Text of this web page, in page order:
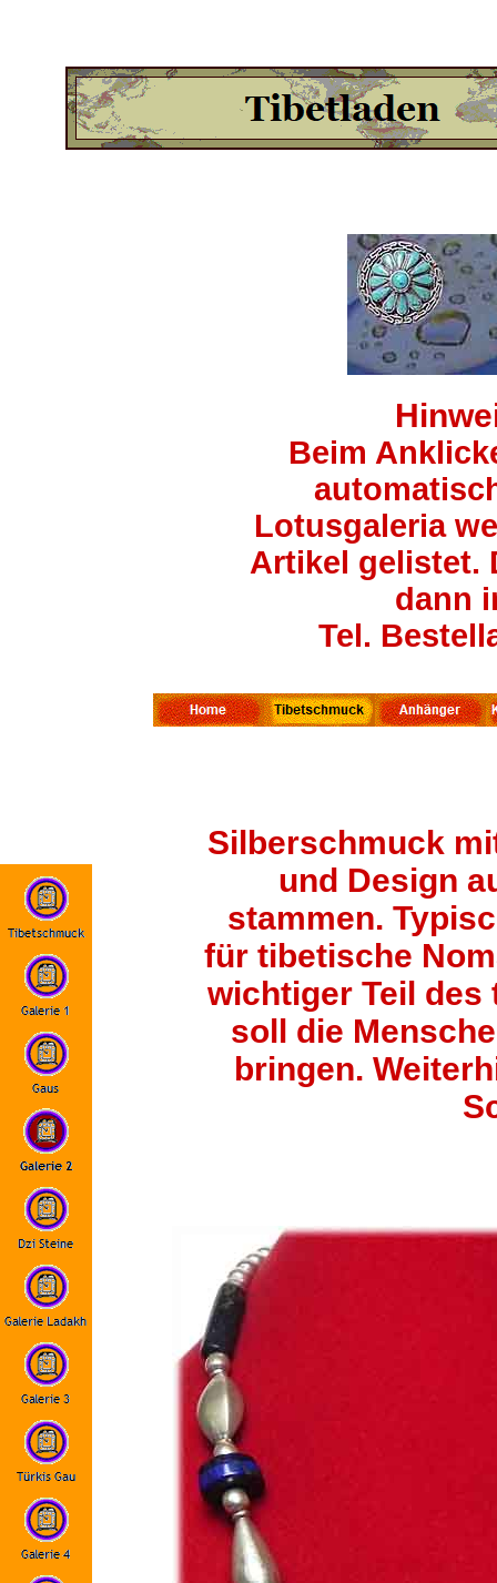
Beim
Lotusgaleria
Artikel gelistet.
dann
Tel.
Silberschmuck
und Design
stammen.
für tibetische
wichtiger Teil des
soll die
bringen.